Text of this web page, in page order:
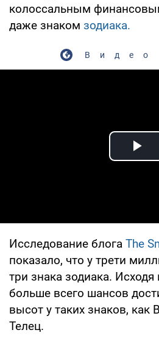
колоссальным
даже знаком зодиака.
Исследование блога The
показало, что у трети
три знака зодиака. Исходя
больше всего шансов
высот у таких знаков,
Телец.